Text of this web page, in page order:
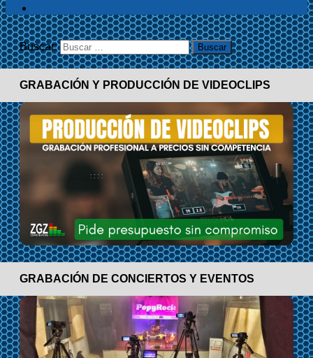
Buscar:
GRABACIÓN Y PRODUCCIÓN DE VIDEOCLIPS
GRABACIÓN DE CONCIERTOS Y EVENTOS